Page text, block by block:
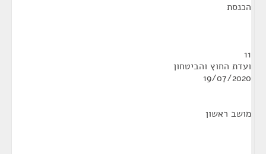
הכנסת
11
ועדת החוץ והביטחון
19/07/2020
מושב ראשון